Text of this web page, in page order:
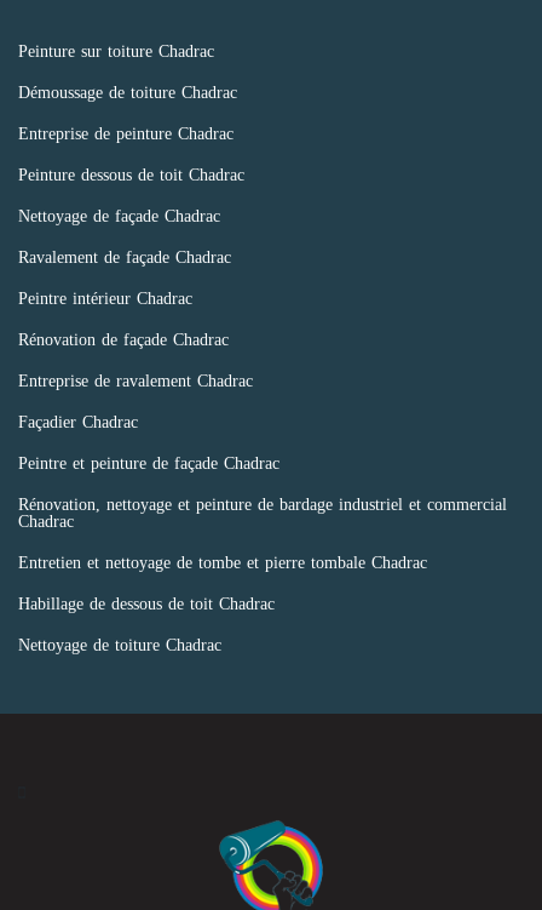
Peinture sur toiture Chadrac
Démoussage de toiture Chadrac
Entreprise de peinture Chadrac
Peinture dessous de toit Chadrac
Nettoyage de façade Chadrac
Ravalement de façade Chadrac
Peintre intérieur Chadrac
Rénovation de façade Chadrac
Entreprise de ravalement Chadrac
Façadier Chadrac
Peintre et peinture de façade Chadrac
Rénovation, nettoyage et peinture de bardage industriel et commercial
Chadrac
Entretien et nettoyage de tombe et pierre tombale Chadrac
Habillage de dessous de toit Chadrac
Nettoyage de toiture Chadrac